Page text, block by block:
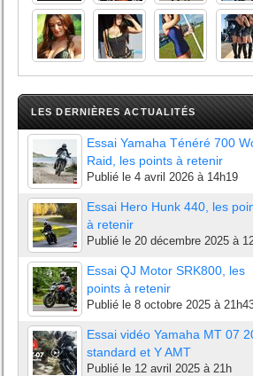
LES DERNIÈRES ACTUALITÉS
Essai Yamaha Ténéré 700
Raid, les points à retenir
Publié le 4 avril 2026 à 14h19
Essai Hero Hunk 440, les
à retenir
Publié le 20 décembre 2025 à
Essai QJ Motor SRK800, les
points à retenir
Publié le 8 octobre 2025 à
Essai vidéo Yamaha MT 07
standard et Y AMT
Publié le 12 avril 2025 à 21h